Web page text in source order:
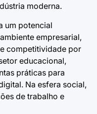
moderna.
um potencial
empresarial,
competitividade por
educacional,
práticas para
Na esfera social,
de trabalho e